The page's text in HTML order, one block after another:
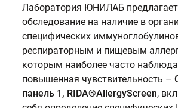
Лаборатория ЮНИЛАБ
обследование на наличие в
специфических
респираторным и пищевым
которым наиболее часто
повышенная чувствительность –
панель 1, RIDA®AllergyScreen,